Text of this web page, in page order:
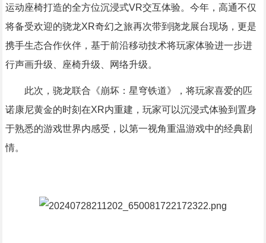
运动座椅打造的全方位沉浸式VR交互体验。今年，高通不仅
将备受欢迎的骁龙XR奇幻之旅再次带到骁龙展台现场，更是
携手生态合作伙伴，基于前沿移动技术将玩家体验进一步进
行声画升级、座椅升级、网络升级。
此次，骁龙联合《崩坏：星穹铁道》，将玩家喜爱的匹
诺康尼黄金的时刻在XR内重建，玩家可以沉浸式体验到置身
于熟悉的游戏世界内感受，以第一视角重温游戏中的经典剧
情。